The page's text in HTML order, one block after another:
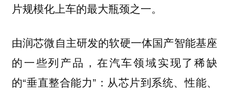
片规模化上车的最大瓶颈之一。
由润芯微自主研发的软硬一体国产智能基座
的一些列产品，在汽车领域实现了稀缺
的“垂直整合能力”：从芯片到系统、性能、